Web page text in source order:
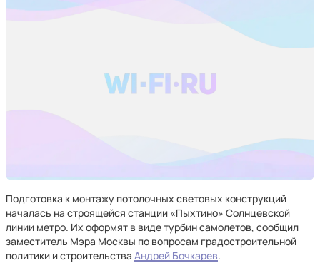
Подготовка к монтажу потолочных световых конструкций
началась на строящейся станции «Пыхтино» Солнцевской
линии метро. Их оформят в виде турбин самолетов, сообщил
заместитель Мэра Москвы по вопросам градостроительной
политики и строительства Андрей Бочкарев.